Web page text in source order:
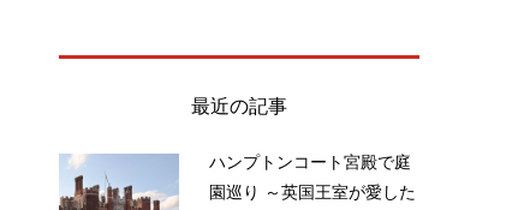
最近の記事
ハンプトンコート宮殿で庭
園巡り ～英国王室が愛した